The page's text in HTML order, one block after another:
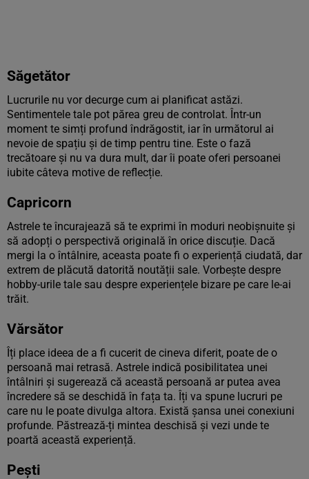
Săgetător
Lucrurile nu vor decurge cum ai planificat astăzi.
Sentimentele tale pot părea greu de controlat. Într-un
moment te simți profund îndrăgostit, iar în următorul ai
nevoie de spațiu și de timp pentru tine. Este o fază
trecătoare și nu va dura mult, dar îi poate oferi persoanei
iubite câteva motive de reflecție.
Capricorn
Astrele te încurajează să te exprimi în moduri neobișnuite și
să adopți o perspectivă originală în orice discuție. Dacă
mergi la o întâlnire, aceasta poate fi o experiență ciudată, dar
extrem de plăcută datorită noutății sale. Vorbește despre
hobby-urile tale sau despre experiențele bizare pe care le-ai
trăit.
Vărsător
Îți place ideea de a fi cucerit de cineva diferit, poate de o
persoană mai retrasă. Astrele indică posibilitatea unei
întâlniri și sugerează că această persoană ar putea avea
încredere să se deschidă în fața ta. Îți va spune lucruri pe
care nu le poate divulga altora. Există șansa unei conexiuni
profunde. Păstrează-ți mintea deschisă și vezi unde te
poartă această experiență.
Pești